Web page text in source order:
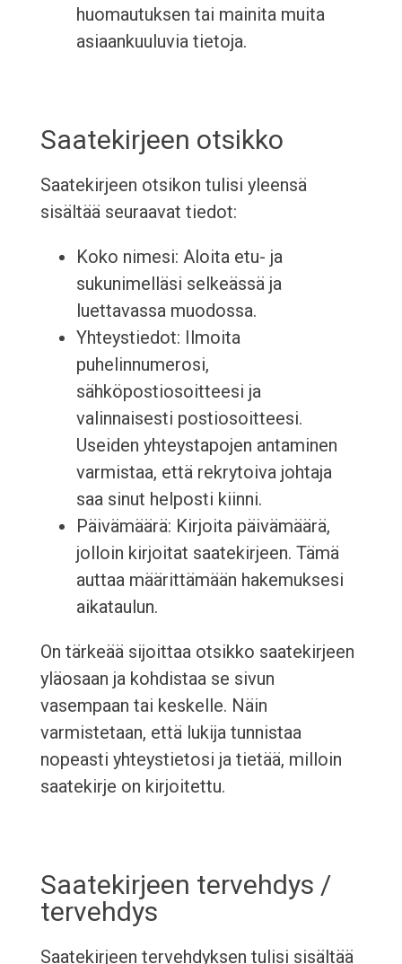
huomautuksen tai mainita muita
asiaankuuluvia tietoja.
Saatekirjeen otsikko
Saatekirjeen otsikon tulisi yleensä
sisältää seuraavat tiedot:
Koko nimesi: Aloita etu- ja
sukunimelläsi selkeässä ja
luettavassa muodossa.
Yhteystiedot: Ilmoita
puhelinnumerosi,
sähköpostiosoitteesi ja
valinnaisesti postiosoitteesi.
Useiden yhteystapojen antaminen
varmistaa, että rekrytoiva johtaja
saa sinut helposti kiinni.
Päivämäärä: Kirjoita päivämäärä,
jolloin kirjoitat saatekirjeen. Tämä
auttaa määrittämään hakemuksesi
aikataulun.
On tärkeää sijoittaa otsikko saatekirjeen
yläosaan ja kohdistaa se sivun
vasempaan tai keskelle. Näin
varmistetaan, että lukija tunnistaa
nopeasti yhteystietosi ja tietää, milloin
saatekirje on kirjoitettu.
Saatekirjeen tervehdys /
tervehdys
Saatekirjeen tervehdyksen tulisi sisältää